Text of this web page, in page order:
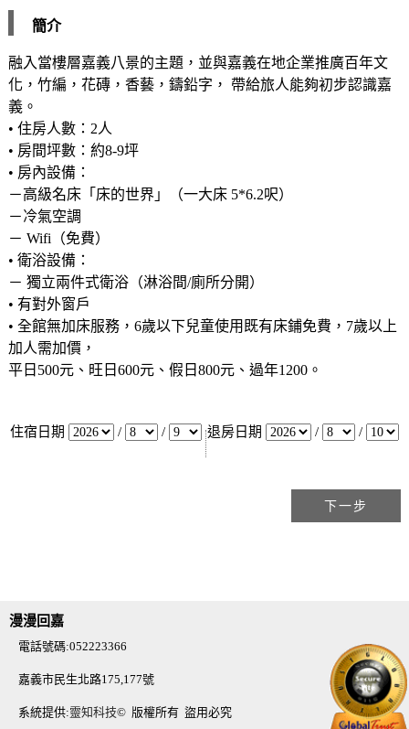
簡介
融入當樓層嘉義八景的主題，並與嘉義在地企業推廣百年文
化，竹編，花磚，香藝，鑄鉛字， 帶給旅人能夠初步認識嘉
義。
• 住房人數：2人
• 房間坪數：約8-9坪
• 房內設備：
－高級名床「床的世界」（一大床 5*6.2呎）
－冷氣空調
－ Wifi（免費）
• 衛浴設備：
－ 獨立兩件式衛浴（淋浴間/廁所分開）
• 有對外窗戶
• 全館無加床服務，6歲以下兒童使用既有床鋪免費，7歲以上
加人需加價，
平日500元、旺日600元、假日800元、過年1200。
住宿日期 / / 退房日期 / /
漫漫回嘉
電話號碼:052223366
嘉義市民生北路175,177號
系統提供:靈知科技© 版權所有 盜用必究